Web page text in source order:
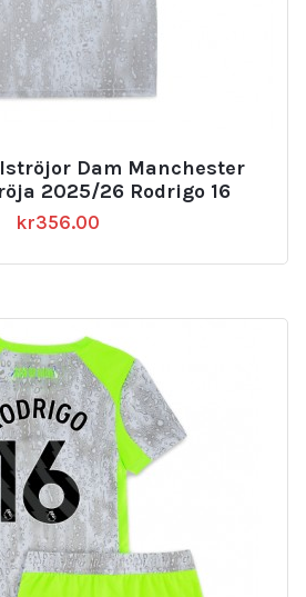
Dam Manchester
2025/26 Rodrigo 16
kr356.00